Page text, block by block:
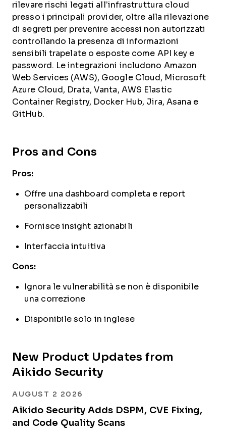
rilevare rischi legati all’infrastruttura cloud
presso i principali provider, oltre alla rilevazione
di segreti per prevenire accessi non autorizzati
controllando la presenza di informazioni
sensibili trapelate o esposte come API key e
password. Le integrazioni includono Amazon
Web Services (AWS), Google Cloud, Microsoft
Azure Cloud, Drata, Vanta, AWS Elastic
Container Registry, Docker Hub, Jira, Asana e
GitHub.
Pros and Cons
Pros:
Offre una dashboard completa e report
personalizzabili
Fornisce insight azionabili
Interfaccia intuitiva
Cons:
Ignora le vulnerabilità se non è disponibile
una correzione
Disponibile solo in inglese
New Product Updates from
Aikido Security
AUGUST 2 2026
Aikido Security Adds DSPM, CVE Fixing,
and Code Quality Scans